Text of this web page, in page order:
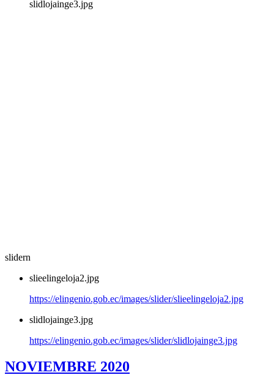
slidlojainge3.jpg
slidern
slieelingeloja2.jpg
https://elingenio.gob.ec/images/slider/slieelingeloja2.jpg
slidlojainge3.jpg
https://elingenio.gob.ec/images/slider/slidlojainge3.jpg
NOVIEMBRE 2020